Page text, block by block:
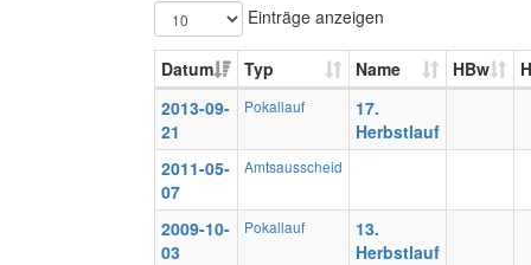
Einträge anzeigen
Datum Typ Name HBw
2013-09-
21
Pokallauf
17.
Herbstlauf
2011-05-
07
Amtsausscheid
2009-10-
03
Pokallauf
13.
Herbstlauf